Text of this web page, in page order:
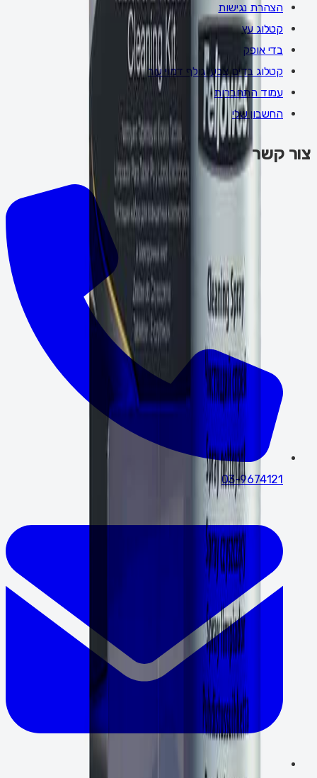
הצהרת נגישות
קטלוג עץ
בדי אופק
קטלוג בדים צבעי גולף דמוי עור
עמוד התחברות
החשבון שלי
צור קשר
03-9674121